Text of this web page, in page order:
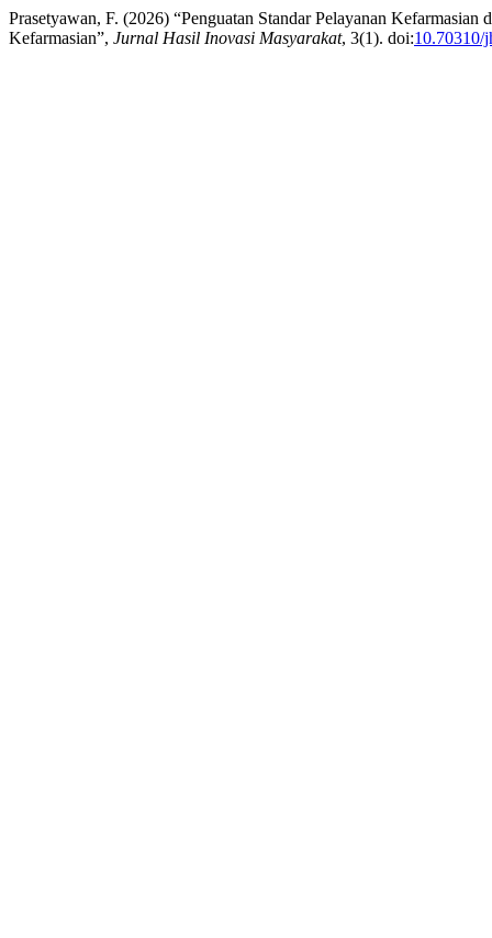
Prasetyawan, F. (2026) “Penguatan Standar Pelayanan
Kefarmasian”, Jurnal Hasil Inovasi Masyarakat, 3(1). doi:10.70310/